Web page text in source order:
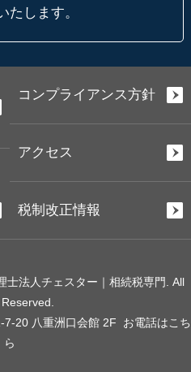
たします。
コンプライアンス方針
アクセス
税制改正情報
法人チェスター｜相続税専門. All
7-20 八重洲口会館 2F お電話はこち
ら